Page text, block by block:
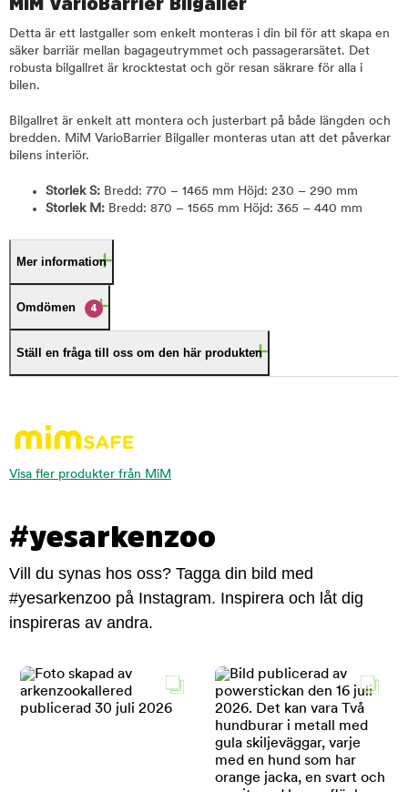
MiM VarioBarrier Bilgaller
Detta är ett lastgaller som enkelt monteras i din bil för att skapa en
säker barriär mellan bagageutrymmet och passagerarsätet. Det
robusta bilgallret är krocktestat och gör resan säkrare för alla i
bilen.
Bilgallret är enkelt att montera och justerbart på både längden och
bredden. MiM VarioBarrier Bilgaller monteras utan att det påverkar
bilens interiör.
Storlek S: Bredd: 770 – 1465 mm Höjd: 230 – 290 mm
Storlek M: Bredd: 870 – 1565 mm Höjd: 365 – 440 mm
Mer information
Omdömen 4
Ställ en fråga till oss om den här produkten
Visa fler produkter från MiM
#yesarkenzoo
Vill du synas hos oss? Tagga din bild med
#yesarkenzoo på Instagram. Inspirera och låt dig
inspireras av andra.